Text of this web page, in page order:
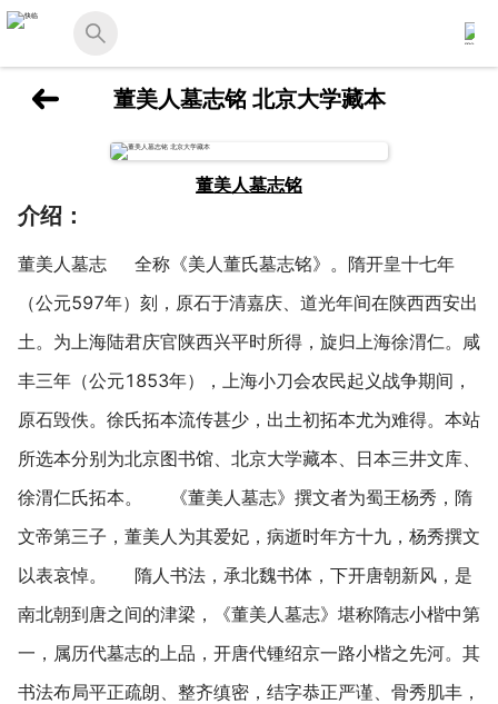
董美人墓志铭 北京大学藏本
董美人墓志铭
介绍：
董美人墓志 全称《美人董氏墓志铭》。隋开皇十七年
（公元597年）刻，原石于清嘉庆、道光年间在陕西西安出
土。为上海陆君庆官陕西兴平时所得，旋归上海徐渭仁。咸
丰三年（公元1853年），上海小刀会农民起义战争期间，
原石毁佚。徐氏拓本流传甚少，出土初拓本尤为难得。本站
所选本分别为北京图书馆、北京大学藏本、日本三井文库、
徐渭仁氏拓本。 《董美人墓志》撰文者为蜀王杨秀，隋
文帝第三子，董美人为其爱妃，病逝时年方十九，杨秀撰文
以表哀悼。 隋人书法，承北魏书体，下开唐朝新风，是
南北朝到唐之间的津梁，《董美人墓志》堪称隋志小楷中第
一，属历代墓志的上品，开唐代锺绍京一路小楷之先河。其
书法布局平正疏朗、整齐缜密，结字恭正严谨、骨秀肌丰，